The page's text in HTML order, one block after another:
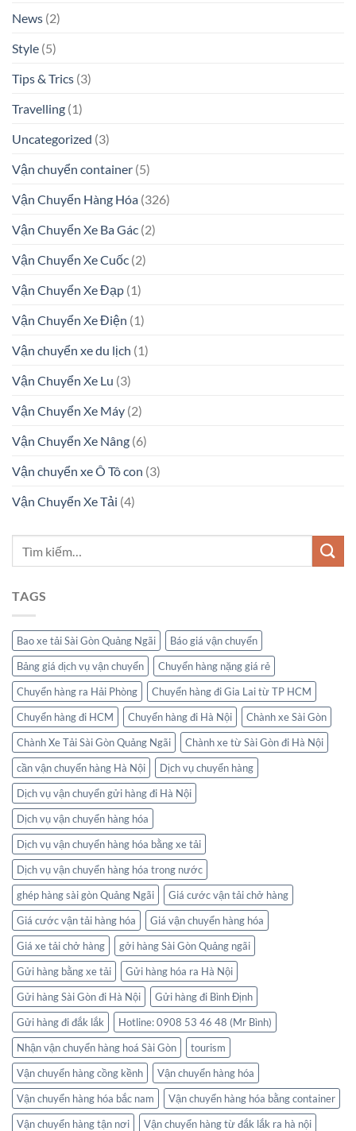
News (2)
Style (5)
Tips & Trics (3)
Travelling (1)
Uncategorized (3)
Vận chuyển container (5)
Vận Chuyển Hàng Hóa (326)
Vận Chuyển Xe Ba Gác (2)
Vận Chuyển Xe Cuốc (2)
Vận Chuyển Xe Đạp (1)
Vận Chuyển Xe Điện (1)
Vận chuyển xe du lịch (1)
Vận Chuyển Xe Lu (3)
Vận Chuyển Xe Máy (2)
Vận Chuyển Xe Nâng (6)
Vận chuyển xe Ô Tô con (3)
Vận Chuyển Xe Tải (4)
TAGS
Bao xe tải Sài Gòn Quảng Ngãi
Báo giá vận chuyển
Bảng giá dịch vụ vận chuyển
Chuyển hàng nặng giá rẻ
Chuyển hàng ra Hải Phòng
Chuyển hàng đi Gia Lai từ TP HCM
Chuyển hàng đi HCM
Chuyển hàng đi Hà Nội
Chành xe Sài Gòn
Chành Xe Tải Sài Gòn Quảng Ngãi
Chành xe từ Sài Gòn đi Hà Nội
cần vận chuyển hàng Hà Nội
Dịch vụ chuyển hàng
Dịch vụ vận chuyển gửi hàng đi Hà Nội
Dịch vụ vận chuyển hàng hóa
Dịch vụ vận chuyển hàng hóa bằng xe tải
Dịch vụ vận chuyển hàng hóa trong nước
ghép hàng sài gòn Quảng Ngãi
Giá cước vận tải chở hàng
Giá cước vận tải hàng hóa
Giá vận chuyển hàng hóa
Giá xe tải chở hàng
gởi hàng Sài Gòn Quảng ngãi
Gửi hàng bằng xe tải
Gửi hàng hóa ra Hà Nội
Gửi hàng Sài Gòn đi Hà Nội
Gửi hàng đi Bình Định
Gửi hàng đi đắk lắk
Hotline: 0908 53 46 48 (Mr Bình)
Nhận vận chuyển hàng hoá Sài Gòn
tourism
Vận chuyển hàng cồng kềnh
Vận chuyển hàng hóa
Vận chuyển hàng hóa bắc nam
Vận chuyển hàng hóa bằng container
Vận chuyển hàng tận nơi
Vận chuyển hàng từ đắk lắk ra hà nội